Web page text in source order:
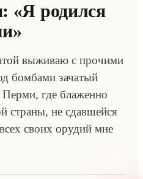
«Я родился
выживаю с прочими
бомбами зачатый
где блаженно
страны, не сдавшейся
своих орудий мне